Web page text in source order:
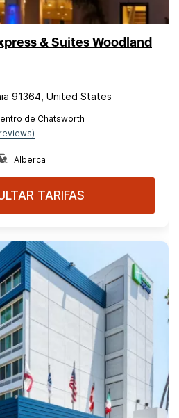
& Suites Woodland
91364, United States
de Chatsworth
Alberca
TARIFAS